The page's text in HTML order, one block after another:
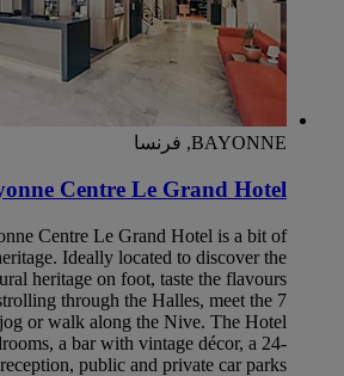
BAYONNE, فرنسا
Centre Le Grand Hotel
Centre Le Grand Hotel is a bit of
Ideally located to discover the
heritage on foot, taste the flavours
through the Halles, meet the 7
or walk along the Nive. The Hotel
a bar with vintage décor, a 24-
public and private car parks.